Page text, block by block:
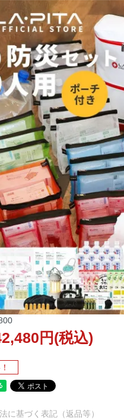
円(税込)
に基づく表記（返品等）